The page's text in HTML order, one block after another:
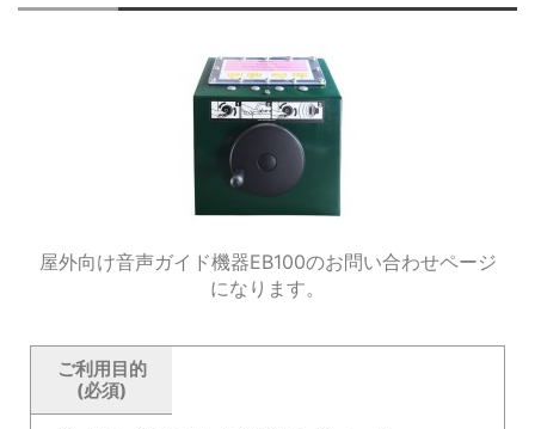
屋外向け音声ガイド機器EB100のお問い合わせページ
になります。
ご利用目的
(必須)